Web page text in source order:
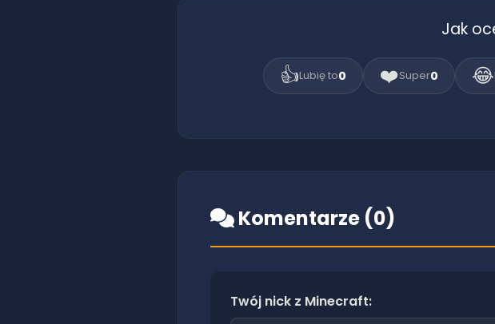
Jak
👍Lubię to0 ❤️Super0 😂
Komentarze (0)
Twój nick z Minecraft: